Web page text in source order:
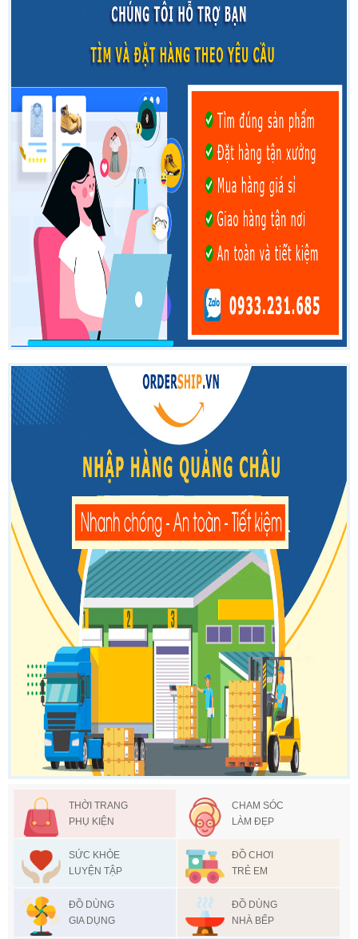
THỜI TRANG
PHỤ KIỆN
CHAM SÓC
LÀM ĐẸP
SỨC KHỎE
LUYỆN TẬP
ĐỒ CHƠI
TRẺ EM
ĐỒ DÙNG
GIA DỤNG
ĐỒ DÙNG
NHÀ BẾP